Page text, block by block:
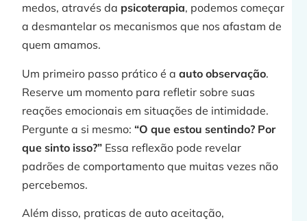
medos, através da psicoterapia, podemos começar
a desmantelar os mecanismos que nos afastam de
quem amamos.
Um primeiro passo prático é aauto observação.
Reserve um momento para refletir sobre suas
reações emocionais em situações de intimidade.
Pergunte a si mesmo:“O que estou sentindo? Por
que sinto isso?” Essa reflexão pode revelar
padrões de comportamento que muitas vezes não
percebemos.
Além disso, praticas de auto aceitação,